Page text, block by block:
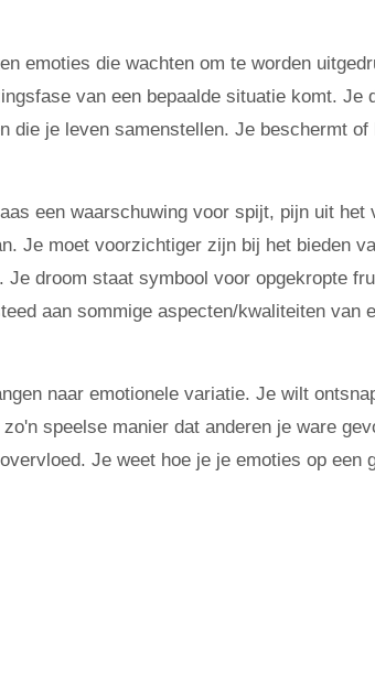
emoties die wachten om te worden
van een bepaalde situatie komt. Je
die je leven samenstellen. Je beschermt of
een waarschuwing voor spijt, pijn uit het
Je moet voorzichtiger zijn bij het bieden
droom staat symbool voor opgekropte
aan sommige aspecten/kwaliteiten van
naar emotionele variatie. Je wilt
speelse manier dat anderen je ware
Je weet hoe je je emoties op een